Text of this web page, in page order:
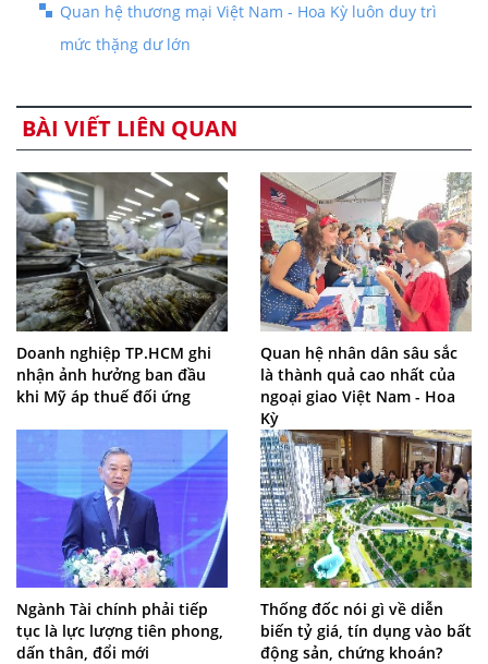
Quan hệ thương mại Việt Nam - Hoa Kỳ luôn duy trì
mức thặng dư lớn
BÀI VIẾT LIÊN QUAN
Doanh nghiệp TP.HCM ghi
nhận ảnh hưởng ban đầu
khi Mỹ áp thuế đối ứng
Quan hệ nhân dân sâu sắc
là thành quả cao nhất của
ngoại giao Việt Nam - Hoa
Kỳ
Ngành Tài chính phải tiếp
tục là lực lượng tiên phong,
dấn thân, đổi mới
Thống đốc nói gì về diễn
biến tỷ giá, tín dụng vào bất
động sản, chứng khoán?